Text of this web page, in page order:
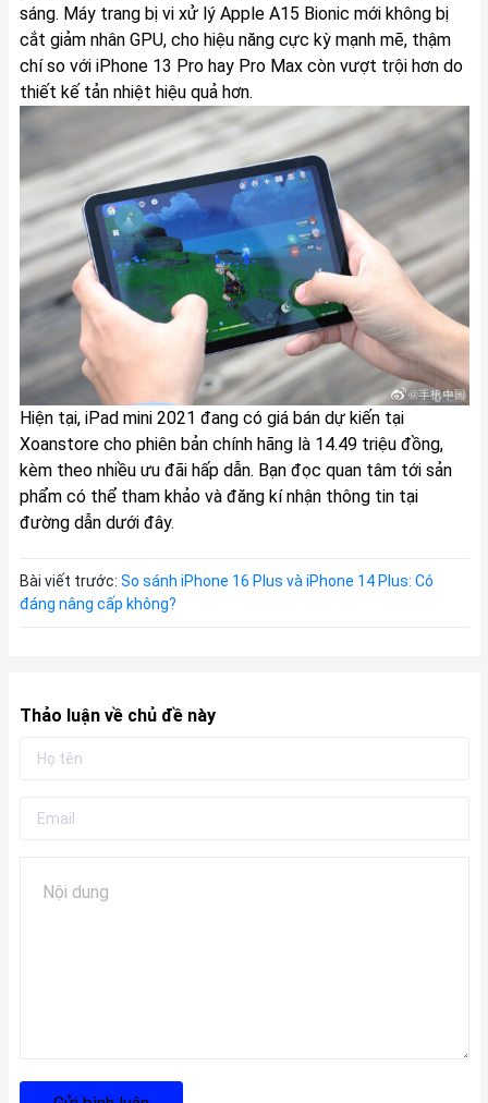
sáng. Máy trang bị vi xử lý Apple A15 Bionic mới không bị
cắt giảm nhân GPU, cho hiệu năng cực kỳ mạnh mẽ, thậm
chí so với iPhone 13 Pro hay Pro Max còn vượt trội hơn do
thiết kế tản nhiệt hiệu quả hơn.
Hiện tại, iPad mini 2021 đang có giá bán dự kiến tại
Xoanstore cho phiên bản chính hãng là 14.49 triệu đồng,
kèm theo nhiều ưu đãi hấp dẫn. Bạn đọc quan tâm tới sản
phẩm có thể tham khảo và đăng kí nhận thông tin tại
đường dẫn dưới đây.
Bài viết trước: So sánh iPhone 16 Plus và iPhone 14 Plus: Có
đáng nâng cấp không?
Thảo luận về chủ đề này